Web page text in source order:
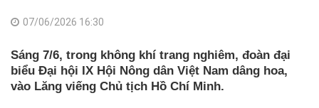
07/06/2026 16:30
Sáng 7/6, trong không khí trang nghiêm, đoàn đại
biểu Đại hội IX Hội Nông dân Việt Nam dâng hoa,
vào Lăng viếng Chủ tịch Hồ Chí Minh.